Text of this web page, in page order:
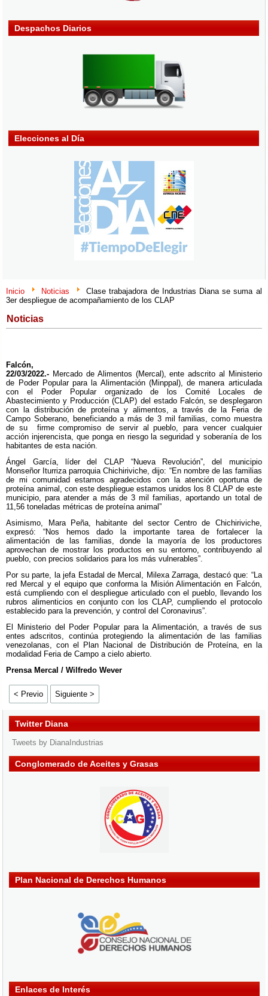
Despachos Diarios
Elecciones al Día
Inicio Noticias
Clase trabajadora de Industrias Diana se suma al
3er despliegue de acompañamiento de los CLAP
Noticias
Falcón,
22/03/2022.- Mercado de Alimentos (Mercal), ente adscrito al Ministerio
de Poder Popular para la Alimentación (Minppal), de manera articulada
con el Poder Popular organizado de los Comité Locales de
Abastecimiento y Producción (CLAP) del estado Falcón, se desplegaron
con la distribución de proteína y alimentos, a través de la Feria de
Campo Soberano, beneficiando a más de 3 mil familias, como muestra
de su firme compromiso de servir al pueblo, para vencer cualquier
acción injerencista, que ponga en riesgo la seguridad y soberanía de los
habitantes de esta nación.
Ángel García, líder del CLAP “Nueva Revolución”, del municipio
Monseñor Iturriza parroquia Chichiriviche, dijo: “En nombre de las familias
de mi comunidad estamos agradecidos con la atención oportuna de
proteína animal, con este despliegue estamos unidos los 8 CLAP de este
municipio, para atender a más de 3 mil familias, aportando un total de
11,56 toneladas métricas de proteína animal”
Asimismo, Mara Peña, habitante del sector Centro de Chichiriviche,
expresó: “Nos hemos dado la importante tarea de fortalecer la
alimentación de las familias, donde la mayoría de los productores
aprovechan de mostrar los productos en su entorno, contribuyendo al
pueblo, con precios solidarios para los más vulnerables”.
Por su parte, la jefa Estadal de Mercal, Milexa Zarraga, destacó que: “La
red Mercal y el equipo que conforma la Misión Alimentación en Falcón,
está cumpliendo con el despliegue articulado con el pueblo, llevando los
rubros alimenticios en conjunto con los CLAP, cumpliendo el protocolo
establecido para la prevención, y control del Coronavirus”.
El Ministerio del Poder Popular para la Alimentación, a través de sus
entes adscritos, continúa protegiendo la alimentación de las familias
venezolanas, con el Plan Nacional de Distribución de Proteína, en la
modalidad Feria de Campo a cielo abierto.
Prensa Mercal / Wilfredo Wever
< Previo Siguiente >
Twitter Diana
Tweets by DianaIndustrias
Conglomerado de Aceites y Grasas
Plan Nacional de Derechos Humanos
Enlaces de Interés